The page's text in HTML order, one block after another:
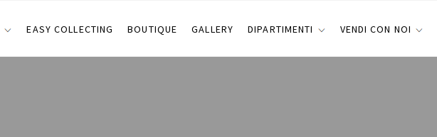
EASY COLLECTING BOUTIQUE GALLERY DIPARTIMENTI VENDI CON NOI